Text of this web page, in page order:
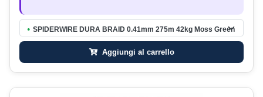
● SPIDERWIRE DURA BRAID 0.41mm 275m 42kg Moss Green
Aggiungi al carrello